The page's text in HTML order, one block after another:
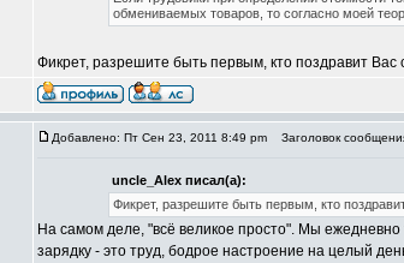
обмениваемых товаров, то согласно моей
Фикрет, разрешите быть первым, кто поздравит
Добавлено: Пт Сен 23, 2011 8:49 pm Заголовок
uncle_Alex писал(а):
Фикрет, разрешите быть первым, кто
На самом деле, "всё великое просто". Мы
зарядку - это труд, бодрое настроение на целый